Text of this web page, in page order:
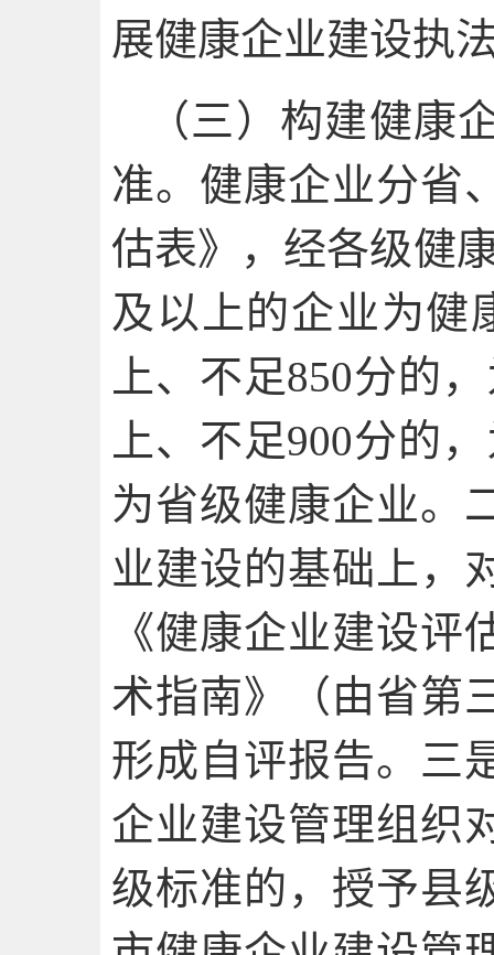
展健康企业建设执
（三）构建健康
准。健康企业分省
估表》，经各级健
及以上的企业为健
上、不足850分的
上、不足900分的
为省级健康企业。
业建设的基础上，
《健康企业建设
术指南》（由省第
形成自评报告。三
企业建设管理组织
级标准的，授予县